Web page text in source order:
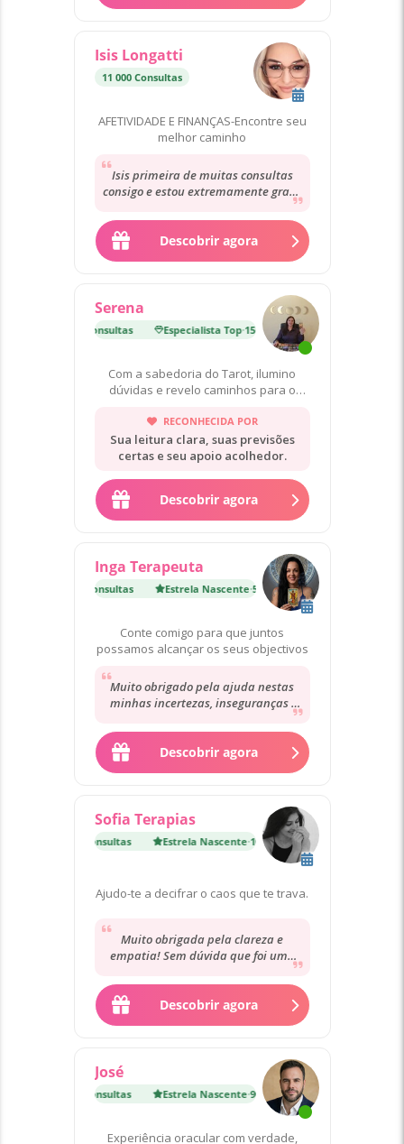
Isis Longatti
11 000 Consultas
AFETIVIDADE E FINANÇAS-Encontre seu
melhor caminho
Isis primeira de muitas consultas
consigo e estou extremamente grata
sua parte...
Descobrir agora
Serena
15 000 Consultas Especialista Top·15 000 Consultas
Com a sabedoria do Tarot, ilumino
dúvidas e revelo caminhos para o
RECONHECIDA POR
Sua leitura clara, suas previsões
certas e seu apoio acolhedor.
Descobrir agora
Inga Terapeuta
5 200 Consultas Estrela Nascente·5 200 Consultas
Conte comigo para que juntos
possamos alcançar os seus objectivos
Muito obrigado pela ajuda nestas
minhas incertezas, inseguranças ,
reconfortante...
Descobrir agora
Sofia Terapias
100 Consultas Estrela Nascente·100 Consultas
Ajudo-te a decifrar o caos que te trava.
Muito obrigada pela clareza e
empatia! Sem dúvida que foi uma
Descobrir agora
José
900 Consultas Estrela Nascente·900 Consultas
Experiência oracular com verdade,